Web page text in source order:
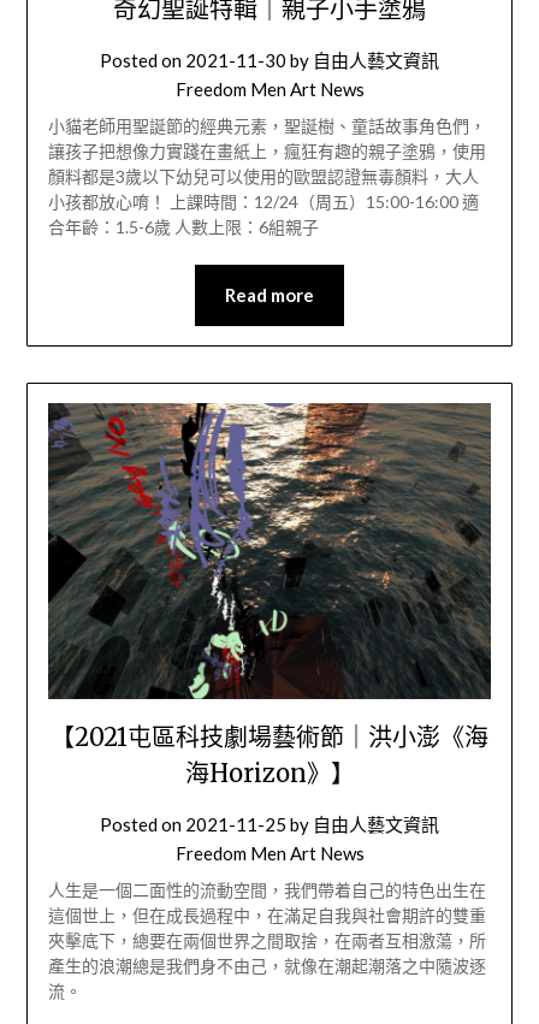
奇幻聖誕特輯｜親子小手塗鴉
Posted on 2021-11-30 by 自由人藝文資訊
Freedom Men Art News
小貓老師用聖誕節的經典元素，聖誕樹、童話故事角色們，
讓孩子把想像力實踐在畫紙上，瘋狂有趣的親子塗鴉，使用
顏料都是3歲以下幼兒可以使用的歐盟認證無毒顏料，大人
小孩都放心唷！ 上課時間：12/24（周五）15:00-16:00 適
合年齡：1.5-6歲 人數上限：6組親子
Read more
【2021屯區科技劇場藝術節｜洪小澎《海
海Horizon》】
Posted on 2021-11-25 by 自由人藝文資訊
Freedom Men Art News
人生是一個二面性的流動空間，我們帶着自己的特色出生在
這個世上，但在成長過程中，在滿足自我與社會期許的雙重
夾擊底下，總要在兩個世界之間取捨，在兩者互相激蕩，所
產生的浪潮總是我們身不由己，就像在潮起潮落之中隨波逐
流。